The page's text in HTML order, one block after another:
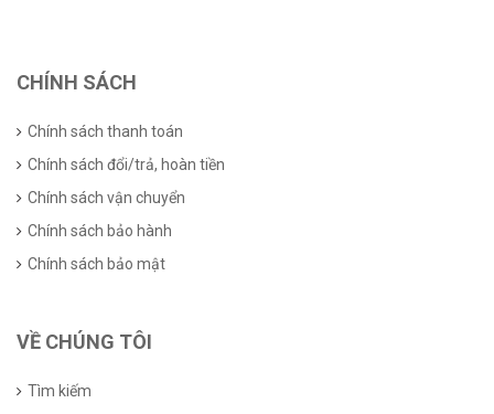
CHÍNH SÁCH
Chính sách thanh toán
Chính sách đổi/trả, hoàn tiền
Chính sách vận chuyển
Chính sách bảo hành
Chính sách bảo mật
VỀ CHÚNG TÔI
Tìm kiếm